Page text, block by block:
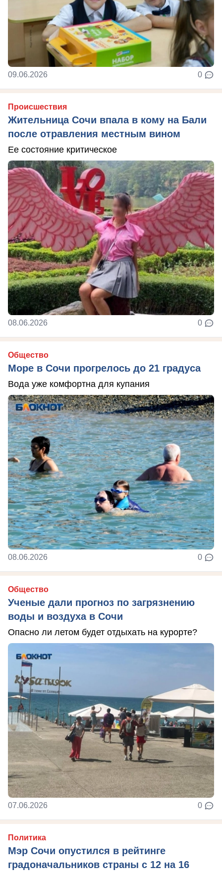
09.06.2026 0
Происшествия
Жительница Сочи впала в кому на Бали
после отравления местным вином
Ее состояние критическое
08.06.2026 0
Общество
Море в Сочи прогрелось до 21 градуса
Вода уже комфортна для купания
08.06.2026 0
Общество
Ученые дали прогноз по загрязнению
воды и воздуха в Сочи
Опасно ли летом будет отдыхать на курорте?
07.06.2026 0
Политика
Мэр Сочи опустился в рейтинге
градоначальников страны с 12 на 16